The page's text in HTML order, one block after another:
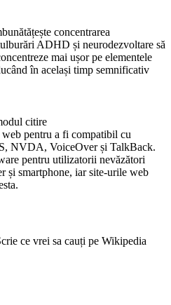
concentrarea
ADHD și neurodezvoltare să
mai ușor pe elementele
în același timp semnificativ
citire
pentru a fi compatibil cu
NVDA, VoiceOver și TalkBack.
pentru utilizatorii nevăzători
și smartphone, iar site-urile web
ce vrei sa cauți pe Wikipedia